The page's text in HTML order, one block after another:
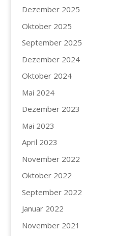
Dezember 2025
Oktober 2025
September 2025
Dezember 2024
Oktober 2024
Mai 2024
Dezember 2023
Mai 2023
April 2023
November 2022
Oktober 2022
September 2022
Januar 2022
November 2021